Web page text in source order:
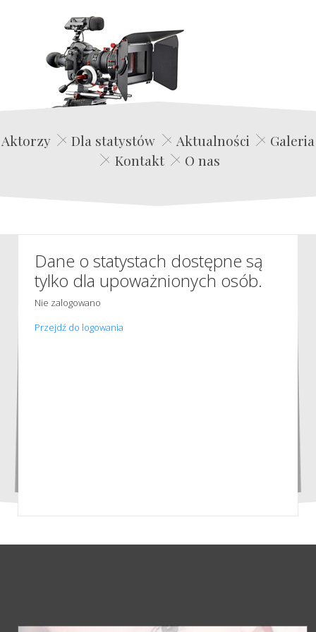
Edwin Film Agencja Aktorska
Aktorzy Dla statystów Aktualności
Galeria
Kontakt
O nas
Dane o statystach dostępne są
tylko dla upoważnionych osób.
Nie zalogowano
Przejdź do logowania